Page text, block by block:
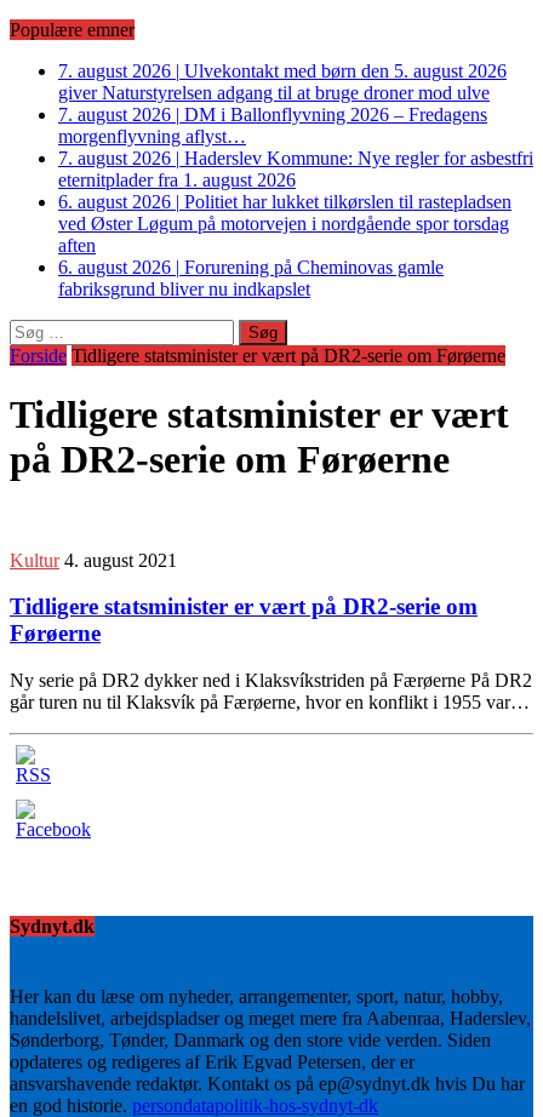
Populære emner
7. august 2026 | Ulvekontakt med børn den 5. august 2026
giver Naturstyrelsen adgang til at bruge droner mod ulve
7. august 2026 | DM i Ballonflyvning 2026 – Fredagens
morgenflyvning aflyst…
7. august 2026 | Haderslev Kommune: Nye regler for asbestfri
eternitplader fra 1. august 2026
6. august 2026 | Politiet har lukket tilkørslen til rastepladsen
ved Øster Løgum på motorvejen i nordgående spor torsdag
aften
6. august 2026 | Forurening på Cheminovas gamle
fabriksgrund bliver nu indkapslet
Søg
efter:
Forside Tidligere statsminister er vært på DR2-serie om Førøerne
Tidligere statsminister er vært
på DR2-serie om Førøerne
Kultur 4. august 2021
Tidligere statsminister er vært på DR2-serie om
Førøerne
Ny serie på DR2 dykker ned i Klaksvíkstriden på Færøerne På DR2
går turen nu til Klaksvík på Færøerne, hvor en konflikt i 1955 var…
Sydnyt.dk
Her kan du læse om nyheder, arrangementer, sport, natur, hobby,
handelslivet, arbejdspladser og meget mere fra Aabenraa, Haderslev,
Sønderborg, Tønder, Danmark og den store vide verden. Siden
opdateres og redigeres af Erik Egvad Petersen, der er
ansvarshavende redaktør. Kontakt os på ep@sydnyt.dk hvis Du har
en god historie. persondatapolitik-hos-sydnyt-dk